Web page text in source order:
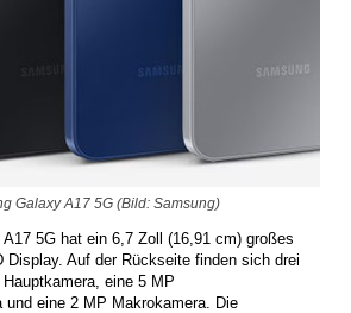
Galaxy A17 5G (Bild: Samsung)
5G hat ein 6,7 Zoll (16,91 cm) großes
Display. Auf der Rückseite finden sich drei
eine 5 MP
und eine 2 MP Makrokamera. Die